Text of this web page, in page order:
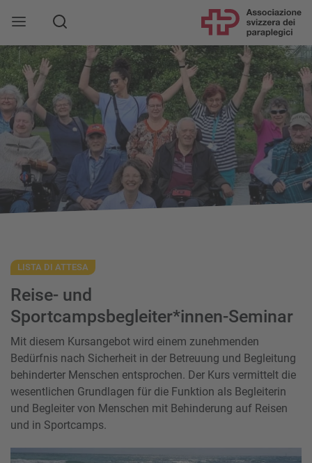
LISTA DI ATTESA
Reise- und
Sportcampsbegleiter*innen-Seminar
Mit diesem Kursangebot wird einem zunehmenden
Bedürfnis nach Sicherheit in der Betreuung und Begleitung
behinderter Menschen entsprochen. Der Kurs vermittelt die
wesentlichen Grundlagen für die Funktion als Begleiterin
und Begleiter von Menschen mit Behinderung auf Reisen
und in Sportcamps.